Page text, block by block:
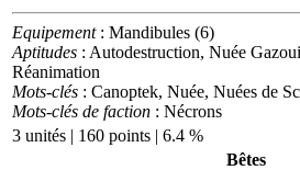
Equipement: Mandibules (6)
Aptitudes : Autodestruction, Nuée
Réanimation
Mots-clés : Canoptek, Nuée, Nuées de
Mots-clés de faction : Nécrons
3 unités | 160 points | 6.4 %
Bêtes